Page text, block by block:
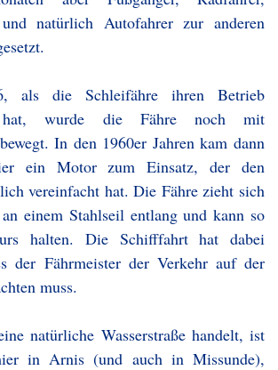
natürlich Autofahrer zur anderen
als die Schleifähre ihren Betrieb
hat, wurde die Fähre noch mit
In den 1960er Jahren kam dann
ein Motor zum Einsatz, der den
vereinfacht hat. Die Fähre zieht sich
einem Stahlseil entlang und kann so
halten. Die Schifffahrt hat dabei
der Fährmeister der Verkehr auf der
muss.
natürliche Wasserstraße handelt, ist
in Arnis (und auch in Missunde),